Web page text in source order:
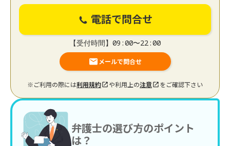
電話で問合せ
【受付時間】09:00〜22:00
メールで問合せ
※ご利用の際には利用規約 や利用上の注意 をご確認下さい
弁護士の選び方のポイント
は？